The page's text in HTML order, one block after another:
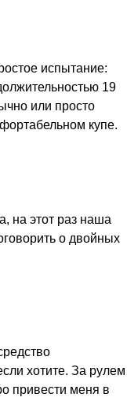
испытание:
19
или просто
купе.
на этот раз наша
о двойных
хотите. За рулем
привести меня в